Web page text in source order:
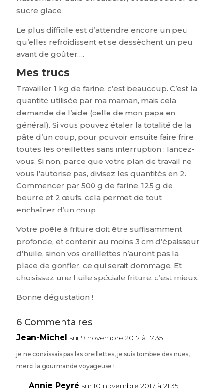
sucre glace.
Le plus difficile est d’attendre encore un peu
qu’elles refroidissent et se dessèchent un peu
avant de goûter….
Mes trucs
Travailler 1 kg de farine, c’est beaucoup. C’est la
quantité utilisée par ma maman, mais cela
demande de l’aide (celle de mon papa en
général). Si vous pouvez étaler la totalité de la
pâte d’un coup, pour pouvoir ensuite faire frire
toutes les oreillettes sans interruption : lancez-
vous. Si non, parce que votre plan de travail ne
vous l’autorise pas, divisez les quantités en 2.
Commencer par 500 g de farine, 125 g de
beurre et 2 œufs, cela permet de tout
enchaîner d’un coup.
Votre poêle à friture doit être suffisamment
profonde, et contenir au moins 3 cm d’épaisseur
d’huile, sinon vos oreillettes n’auront pas la
place de gonfler, ce qui serait dommage. Et
choisissez une huile spéciale friture, c’est mieux.
Bonne dégustation !
6 Commentaires
Jean-Michel sur 9 novembre 2017 à 17:35
je ne conaissais pas les oreillettes, je suis tombée des nues,
merci la gourmande voyageuse !
Annie Peyré sur 10 novembre 2017 à 21:35